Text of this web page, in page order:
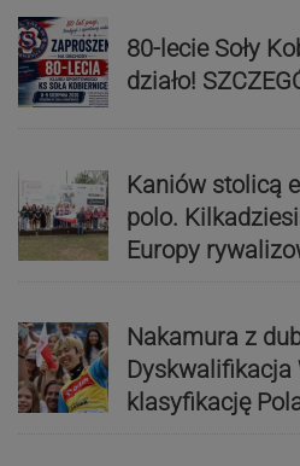
80-lecie Soły
działo!
Kaniów stolicą
polo.
Europy
Nakamura z
Dyskwalifikacja
klasyfikację